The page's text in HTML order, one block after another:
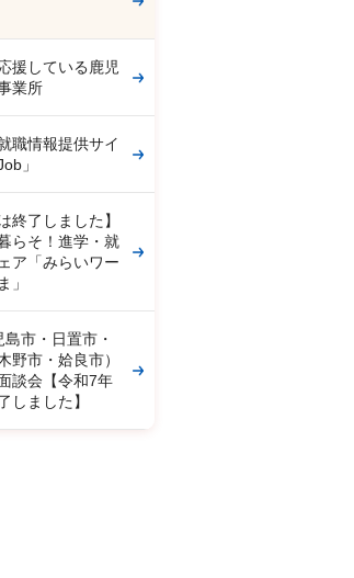
援している鹿児
業所
職情報提供サイ
」
終了しました】
らそ！進学・就
ア「みらいワー
」
市・日置市・
野市・姶良市）
談会【令和7年
しました】